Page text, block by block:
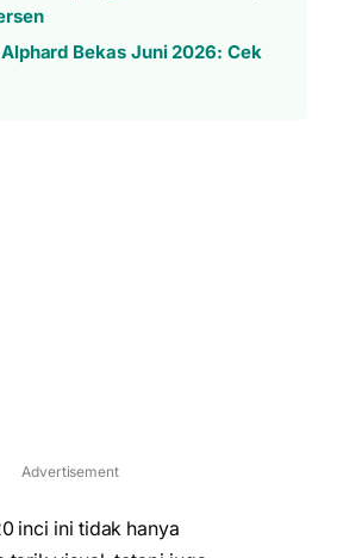
Bekas Juni 2026: Cek
Advertisement
inci ini tidak hanya